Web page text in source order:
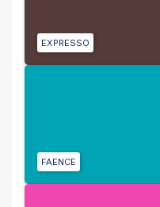
EXPRESSO
FAENCE